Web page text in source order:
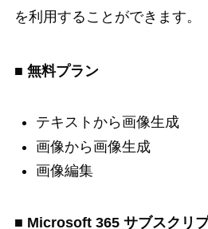
を利用することができます。
■ 無料プラン
テキストから画像生成
画像から画像生成
画像編集
■ Microsoft 365 サブスクリ